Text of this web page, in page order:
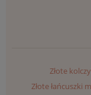
Złote
Złote łańcuszki